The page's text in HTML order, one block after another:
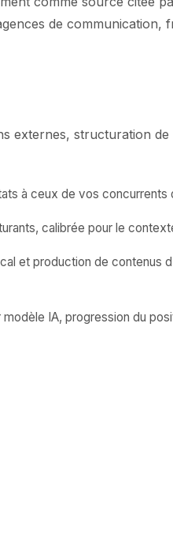
de communication,
externes, structuration
à ceux de vos concurrents
calibrée pour le
et production de
IA, progression du